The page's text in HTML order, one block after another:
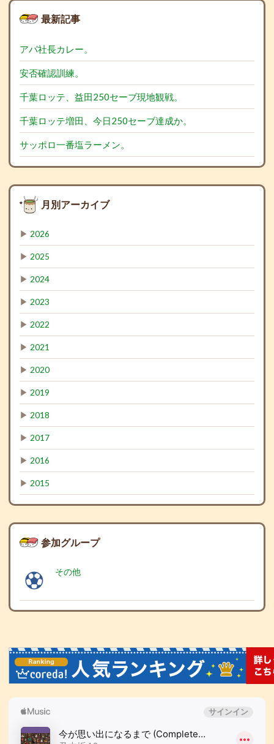
最新記事
アパ社長カレー。
安否確認訓練。
千葉ロッテ、益田250セーブ現地観戦。
千葉ロッテ増田、今日250セーブ達成か。
サッポロ一番塩ラーメン。
月別アーカイブ
▶ 2026
▶ 2025
▶ 2024
▶ 2023
▶ 2022
▶ 2021
▶ 2020
▶ 2019
▶ 2018
▶ 2017
▶ 2016
▶ 2015
参加グループ
その他